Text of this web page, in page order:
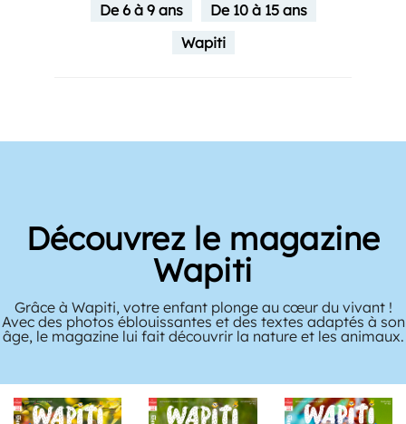
De 6 à 9 ans
De 10 à 15 ans
Wapiti
Découvrez le magazine
Wapiti
Grâce à Wapiti, votre enfant plonge au cœur du vivant !
Avec des photos éblouissantes et des textes adaptés à son
âge, le magazine lui fait découvrir la nature et les animaux.